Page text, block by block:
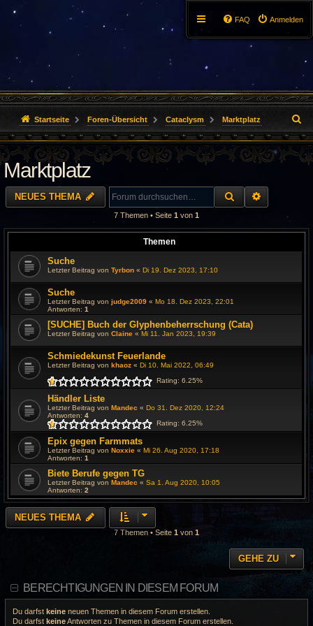
Anmelden
FAQ
Startseite Foren-Übersicht Cataclysm Marktplatz
u
c
Marktplatz
NEUES THEMA SUCHE
7 Themen • Seite 1 von 1
Themen
Suche
Letzter Beitrag von Tyrbon « Di 19. Dez 2023, 17:10
Suche
Letzter Beitrag von judge2009 « Mo 18. Dez 2023, 22:01
Antworten: 1
[SUCHE] Buch der Glyphenbeherrschung (Cata)
Letzter Beitrag von Claine « Mi 11. Jan 2023, 19:39
Schmiedekunst Feuerlande
Letzter Beitrag von khaoz « Di 10. Mai 2022, 06:49
Rating: 6.25%
Händler Liste
Letzter Beitrag von Mandec « Do 31. Dez 2020, 12:24
Antworten: 4
Rating: 6.25%
Epix gegen Farmmats
Letzter Beitrag von Noxxie « Mi 26. Aug 2020, 17:18
Antworten: 1
Biete Berufe gegen TG
Letzter Beitrag von Mandec « Sa 1. Aug 2020, 10:05
Antworten: 2
NEUES THEMA
7 Themen • Seite 1 von 1
GEHE ZU
BERECHTIGUNGEN IN DIESEM FORUM
Du darfst keine neuen Themen in diesem Forum erstellen.
Du darfst keineAntworten zu Themen in diesem Forum erstellen.